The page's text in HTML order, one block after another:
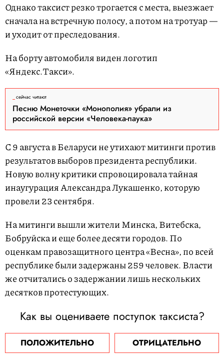
Однако таксист резко трогается с места, выезжает
сначала на встречную полосу, а потом на тротуар —
и уходит от преследования.
На борту автомобиля виден логотип
«Яндекс.Такси».
сейчас читают
Песню Монеточки «Монополия» убрали из
российской версии «Человека-паука»
С 9 августа в Беларуси не утихают митинги против
результатов выборов президента республики.
Новую волну критики спровоцировала тайная
инаугурация Александра Лукашенко, которую
провели 23 сентября.
На митинги вышли жители Минска, Витебска,
Бобруйска и еще более десяти городов. По
оценкам правозащитного центра «Весна», по всей
республике были задержаны 259 человек. Власти
же отчитались о задержании лишь нескольких
десятков протестующих.
Как вы оцениваете поступок таксиста?
ПОЛОЖИТЕЛЬНО ОТРИЦАТЕЛЬНО